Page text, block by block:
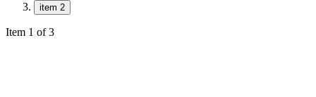
item 2
Item 1 of 3